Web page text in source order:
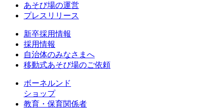
あそび場の運営
プレスリリース
新卒採用情報
採用情報
自治体のみなさまへ
移動式あそび場のご依頼
ボーネルンド
ショップ
教育・保育関係者